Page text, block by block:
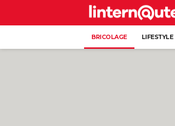
BRICOLAGE LIFESTYLE